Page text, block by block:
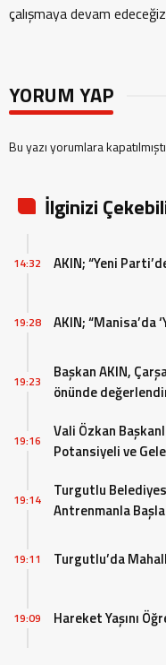
çalışmaya devam
YORUM YAP
Bu yazı yorumlara
İlginizi
AKIN; “Yeni
14:32
AKIN; “Manisa’da
19:28
Başkan AKIN,
önünde
19:23
Vali Özkan
Potansiyeli ve
19:16
Turgutlu
Antrenmanla
19:14
Turgutlu’da
19:11
Hareket Yaşını
19:09